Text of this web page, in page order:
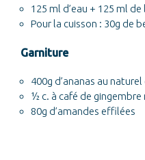
125 ml d’eau + 125 ml
Pour la cuisson : 30g de
Garniture
400g d’ananas au
½ c. à café de gingembre
80g d’amandes effilées